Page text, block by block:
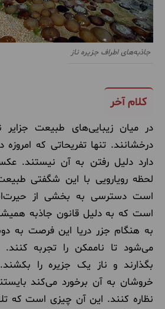
جاذبه‌های اطراف جزیره ناز
کلام آخر
در میان زیبایی‌های طبیعت جزایر
درخشانند. تنها تفریحاتی که
دارد دلیل رفتن به آن نیستند.
لحظه رویارویی با این شگفتی
است دسترسی به بخشی از
است که به دلیل قانون جاذبه
به هنگام جزر دریا این فرصت به
می‌شود تا ناممکن را تجربه
بگذارند و ناز یک جزیره را
خروشان به آن برخورد می‌کند
نظاره کنند. این آن چیزی است که